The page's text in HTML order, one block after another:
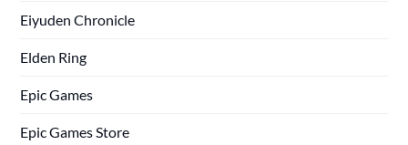
Eiyuden Chronicle
Elden Ring
Epic Games
Epic Games Store